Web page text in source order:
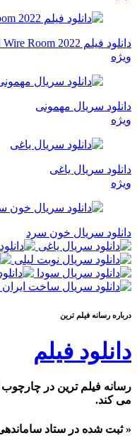
دانلود فیلم Wire Room 2022 اتاق شنود
ویژه
دانلود سریال مهمونی
ویژه
دانلود سریال یاغی
ویژه
دانلود سریال خون سرد
درباره رسانه فيلم ترين
دانلود فیلم
رسانه فیلم ترین در
می کند.
« ثبت شده در ستاد